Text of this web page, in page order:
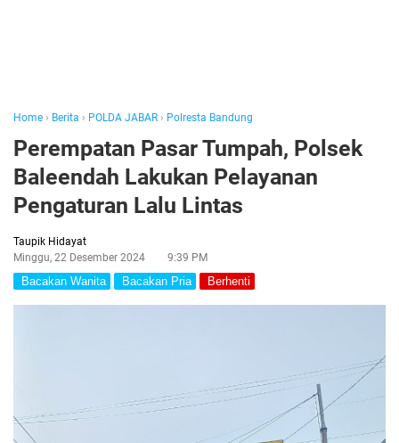
Home › Berita › POLDA JABAR › Polresta Bandung
Perempatan Pasar Tumpah, Polsek
Baleendah Lakukan Pelayanan
Pengaturan Lalu Lintas
Taupik Hidayat
Minggu, 22 Desember 2024
9:39 PM
Bacakan Wanita Bacakan Pria Berhenti